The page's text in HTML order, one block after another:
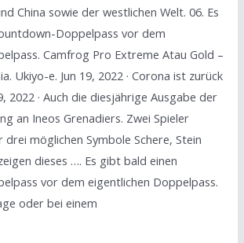
China sowie der westlichen Welt. 06. Es
Doppelpass vor dem
Camfrog Pro Extreme Atau Gold –
Ukiyo-e. Jun 19, 2022 · Corona ist zurück
2022 · Auch die diesjährige Ausgabe der
an Ineos Grenadiers. Zwei Spieler
drei möglichen Symbole Schere, Stein
dieses …. Es gibt bald einen
vor dem eigentlichen Doppelpass.
oder bei einem